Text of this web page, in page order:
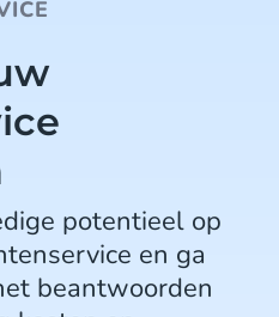
potentieel op
en ga
beantwoorden